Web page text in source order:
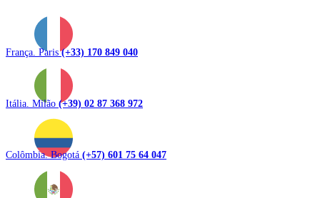
França. Paris(+33) 170 849 040
Itália. Milão (+39) 02 87 368 972
Colômbia. Bogotá (+57) 601 75 64 047